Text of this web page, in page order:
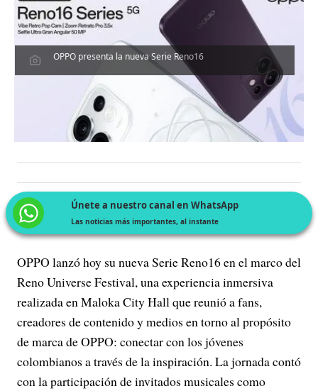
OPPO presenta la nueva Serie Reno16
Únete a nuestro canal en WhatsApp
Las noticias más importantes, al instante
OPPO lanzó hoy su nueva Serie Reno16 en el marco del
Reno Universe Festival, una experiencia inmersiva
realizada en Maloka City Hall que reunió a fans,
creadores de contenido y medios en torno al propósito
de marca de OPPO: conectar con los jóvenes
colombianos a través de la inspiración. La jornada contó
con la participación de invitados musicales como